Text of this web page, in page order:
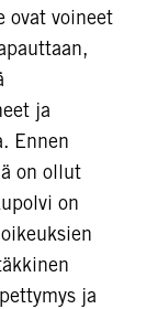
ovat voineet
ja
Ennen
on ollut
on
ja